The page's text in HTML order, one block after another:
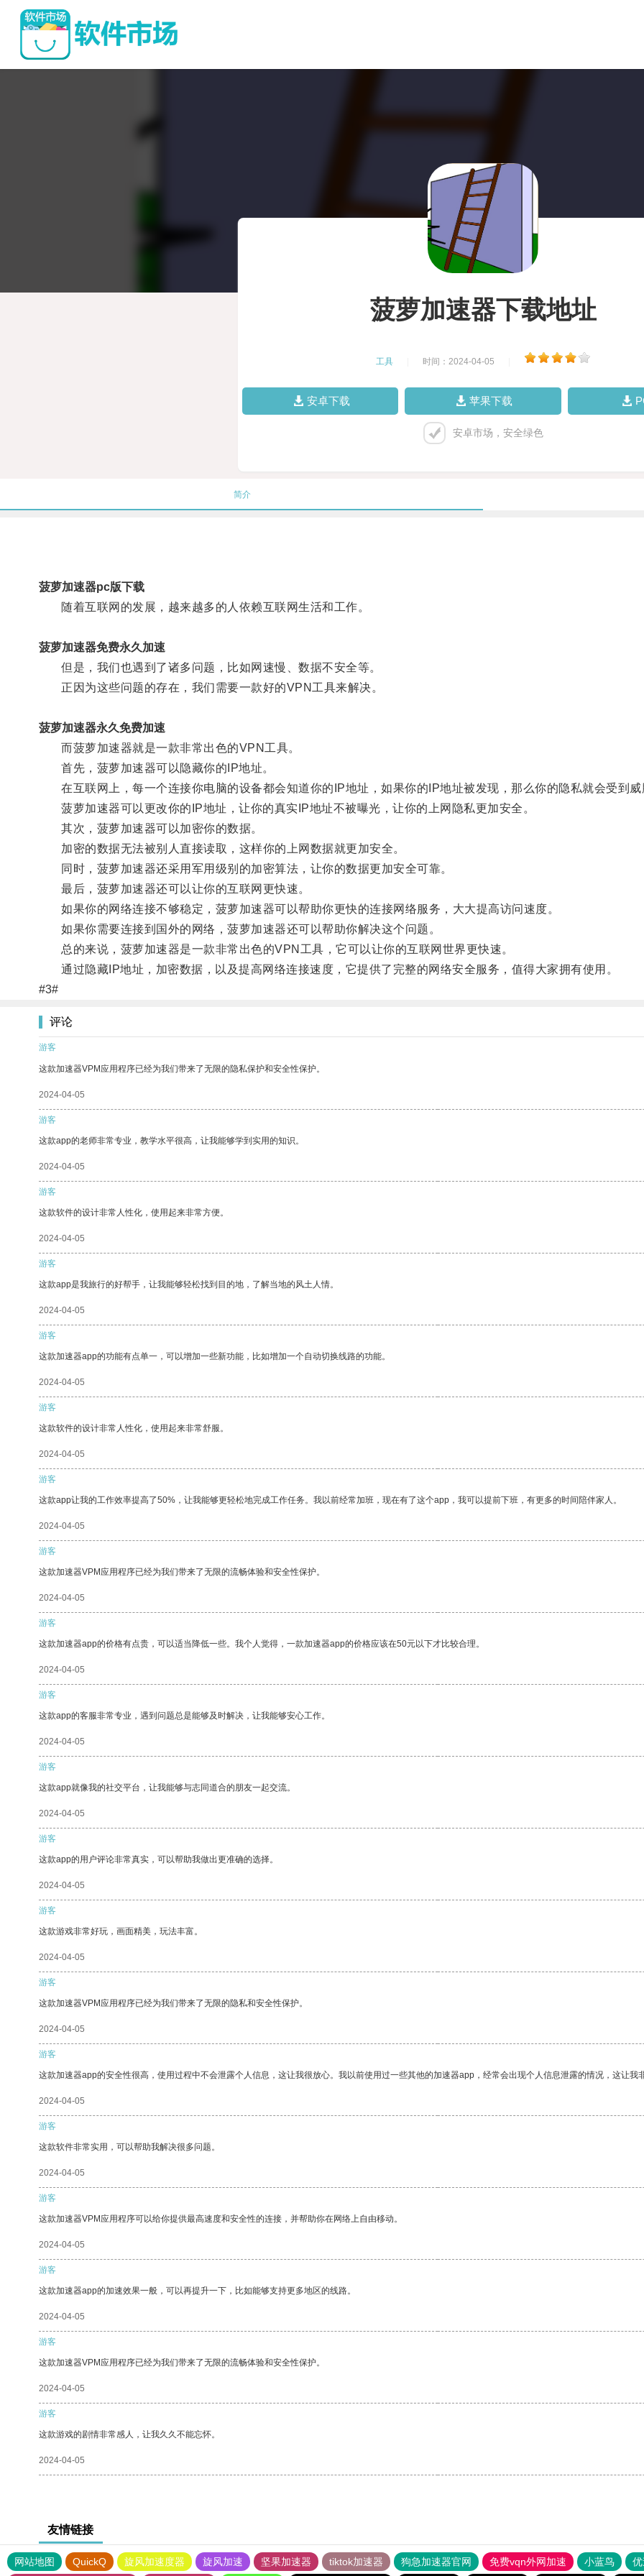
菠萝加速器下载地址
工具 时间：2024-04-05
安卓下载 苹果下载
安卓市场，安全绿色
简介
菠萝加速器pc版下载
随着互联网的发展，越来越多的人依赖互联网生活和工作。
菠萝加速器免费永久加速
但是，我们也遇到了诸多问题，比如网速慢、数据不安全等。
正因为这些问题的存在，我们需要一款好的VPN工具来解决。
菠萝加速器永久免费加速
而菠萝加速器就是一款非常出色的VPN工具。
首先，菠萝加速器可以隐藏你的IP地址。
在互联网上，每一个连接你电脑的设备都会知道你的IP地址，如果你的IP地址被发现，那么你的隐私就会受到威
菠萝加速器可以更改你的IP地址，让你的真实IP地址不被曝光，让你的上网隐私更加安全。
其次，菠萝加速器可以加密你的数据。
加密的数据无法被别人直接读取，这样你的上网数据就更加安全。
同时，菠萝加速器还采用军用级别的加密算法，让你的数据更加安全可靠。
最后，菠萝加速器还可以让你的互联网更快速。
如果你的网络连接不够稳定，菠萝加速器可以帮助你更快的连接网络服务，大大提高访问速度。
如果你需要连接到国外的网络，菠萝加速器还可以帮助你解决这个问题。
总的来说，菠萝加速器是一款非常出色的VPN工具，它可以让你的互联网世界更快速。
通过隐藏IP地址，加密数据，以及提高网络连接速度，它提供了完整的网络安全服务，值得大家拥有使用。
#3#
评论
游客
这款加速器VPM应用程序已经为我们带来了无限的隐私保护和安全性保护。
2024-04-05
游客
这款app的老师非常专业，教学水平很高，让我能够学到实用的知识。
2024-04-05
游客
这款软件的设计非常人性化，使用起来非常方便。
2024-04-05
游客
这款app是我旅行的好帮手，让我能够轻松找到目的地，了解当地的风土人情。
2024-04-05
游客
这款加速器app的功能有点单一，可以增加一些新功能，比如增加一个自动切换线路的功能。
2024-04-05
游客
这款软件的设计非常人性化，使用起来非常舒服。
2024-04-05
游客
这款app让我的工作效率提高了50%，让我能够更轻松地完成工作任务。我以前经常加班，现在有了这个app，我可以提前下班，有更多的时间陪伴家人。
2024-04-05
游客
这款加速器VPM应用程序已经为我们带来了无限的流畅体验和安全性保护。
2024-04-05
游客
这款加速器app的价格有点贵，可以适当降低一些。我个人觉得，一款加速器app的价格应该在50元以下才比较合理。
2024-04-05
游客
这款app的客服非常专业，遇到问题总是能够及时解决，让我能够安心工作。
2024-04-05
游客
这款app就像我的社交平台，让我能够与志同道合的朋友一起交流。
2024-04-05
游客
这款app的用户评论非常真实，可以帮助我做出更准确的选择。
2024-04-05
游客
这款游戏非常好玩，画面精美，玩法丰富。
2024-04-05
游客
这款加速器VPM应用程序已经为我们带来了无限的隐私和安全性保护。
2024-04-05
游客
这款加速器app的安全性很高，使用过程中不会泄露个人信息，这让我很放心。我以前使用过一些其他的加速器app，经常会出现个人信息泄露的情况，这让我
2024-04-05
游客
这款软件非常实用，可以帮助我解决很多问题。
2024-04-05
游客
这款加速器VPM应用程序可以给你提供最高速度和安全性的连接，并帮助你在网络上自由移动。
2024-04-05
游客
这款加速器app的加速效果一般，可以再提升一下，比如能够支持更多地区的线路。
2024-04-05
游客
这款加速器VPM应用程序已经为我们带来了无限的流畅体验和安全性保护。
2024-04-05
游客
这款游戏的剧情非常感人，让我久久不能忘怀。
2024-04-05
友情链接
网站地图 QuickQ 旋风加速度器 旋风加速 坚果加速器 tiktok加速器 狗急加速器官网 免费vqn外网加速 小蓝鸟